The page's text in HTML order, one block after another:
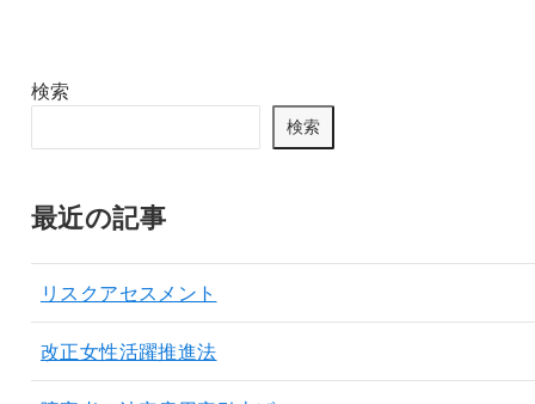
検索
検索
最近の記事
リスクアセスメント
改正女性活躍推進法